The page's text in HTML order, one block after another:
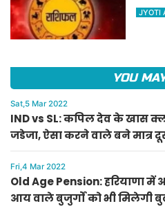
JYOTI
YOU
Sat,5 Mar 2022
IND vs SL: कपिल देव के खास
जडेजा, ऐसा करने वाले बने मात्र
Fri,4 Mar 2022
Old Age Pension: हरियाणा में
आय वाले बुजुर्गों को भी मिलेगी